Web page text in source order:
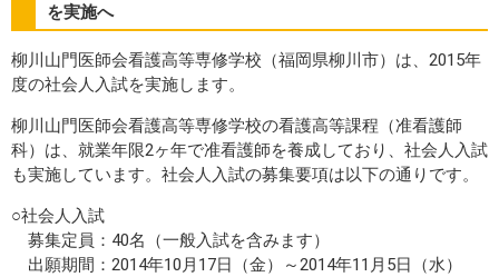
を実施へ
柳川山門医師会看護高等専修学校（福岡県柳川市）は、2015年
度の社会人入試を実施します。
柳川山門医師会看護高等専修学校の看護高等課程（准看護師
科）は、就業年限2ヶ年で准看護師を養成しており、社会人入試
も実施しています。社会人入試の募集要項は以下の通りです。
○社会人入試
募集定員：40名（一般入試を含みます）
出願期間：2014年10月17日（金）～2014年11月5日（水）